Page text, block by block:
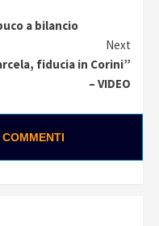
a bilancio
Next
fiducia in Corini”
– VIDEO